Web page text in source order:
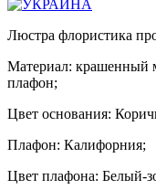
Люстра флористика
Материал: крашенный
плафон;
Цвет основания:
Плафон: Калифорния;
Цвет плафона: Белый-